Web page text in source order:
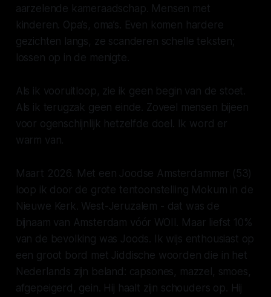
aarzelende kameraadschap. Mensen met
kinderen. Opa’s, oma’s. Even komen hardere
gezichten langs, ze scanderen schelle teksten;
lossen op in de menigte.
Als ik vooruitloop, zie ik geen begin van de stoet.
Als ik terugzak geen einde. Zoveel mensen bijeen
voor ogenschijnlijk hetzelfde doel. Ik word er
warm van.
Maart 2026. Met een Joodse Amsterdammer (53)
loop ik door de grote tentoonstelling Mokum in de
Nieuwe Kerk. West-Jeruzalem - dat was de
bijnaam van Amsterdam vóór WOII. Maar liefst 10%
van de bevolking was Joods. Ik wijs enthousiast op
een groot bord met Jiddische woorden die in het
Nederlands zijn beland: capsones, mazzel, smoes,
afgepeigerd, gein. Hij haalt zijn schouders op. Hij